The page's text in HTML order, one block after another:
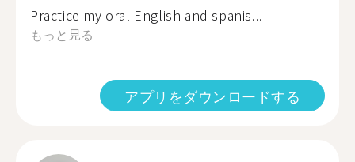
Practice my oral English and spanis...
もっと見る
アプリをダウンロードする